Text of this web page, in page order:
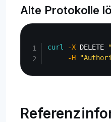
Alte Protokolle
curl -X DELETE
-H